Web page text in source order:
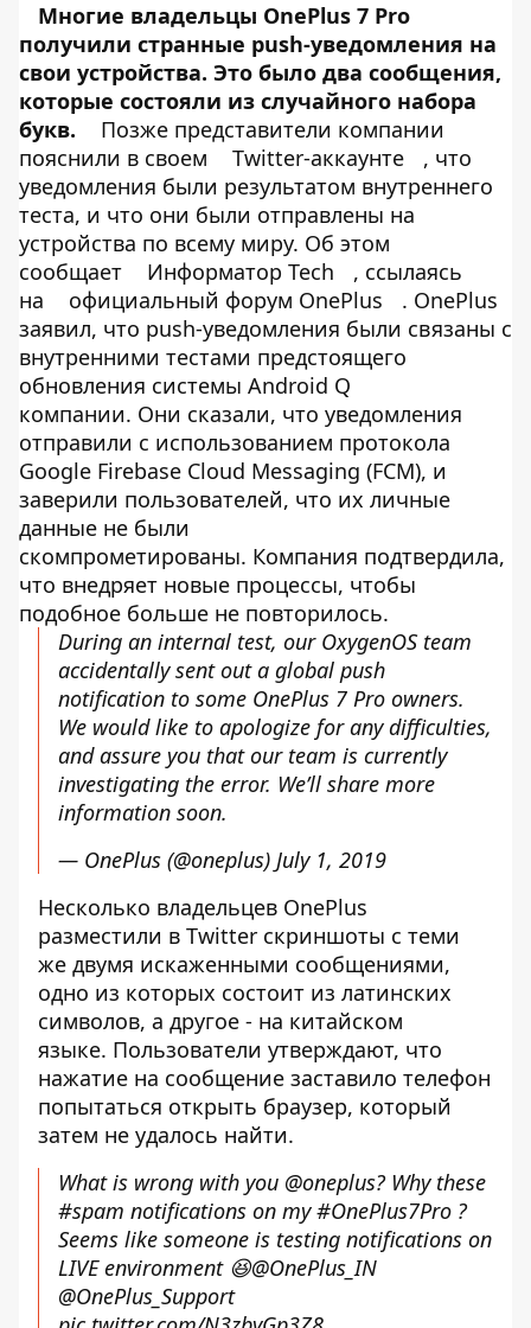
Многие владельцы OnePlus 7 Pro
получили странные push-уведомления на
свои устройства. Это было два сообщения,
которые состояли из случайного набора
букв.
Позже представители компании
пояснили в своем
Twitter-аккаунте
, что
уведомления были результатом внутреннего
теста, и что они были отправлены на
устройства по всему миру. Об этом
сообщает
Информатор Tech
, ссылаясь
на
официальный форум OnePlus
. OnePlus
заявил, что push-уведомления были связаны с
внутренними тестами предстоящего
обновления системы Android Q
компании. Они сказали, что уведомления
отправили с использованием протокола
Google Firebase Cloud Messaging (FCM), и
заверили пользователей, что их личные
данные не были
скомпрометированы. Компания подтвердила,
что внедряет новые процессы, чтобы
подобное больше не повторилось.
During an internal test, our OxygenOS team
accidentally sent out a global push
notification to some OnePlus 7 Pro owners.
We would like to apologize for any difficulties,
and assure you that our team is currently
investigating the error. We’ll share more
information soon.
— OnePlus (@oneplus) July 1, 2019
Несколько владельцев OnePlus
разместили в Twitter скриншоты с теми
же двумя искаженными сообщениями,
одно из которых состоит из латинских
символов, а другое - на китайском
языке. Пользователи утверждают, что
нажатие на сообщение заставило телефон
попытаться открыть браузер, который
затем не удалось найти.
What is wrong with you @oneplus? Why these
#spam notifications on my#OnePlus7Pro ?
Seems like someone is testing notifications on
LIVE environment 😆@OnePlus_IN
@OnePlus_Support